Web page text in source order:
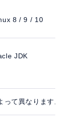
8 / 9 / 10
JDK
って異なります。